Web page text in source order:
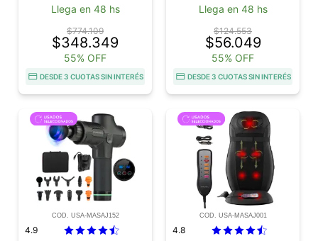
Llega en 48 hs
$774.109
$348.349
55% OFF
DESDE 3 CUOTAS SIN INTERÉS
Llega en 48 hs
$124.553
$56.049
55% OFF
DESDE 3 CUOTAS SIN INTERÉS
COD. USA-MASAJ152
4.9
COD. USA-MASAJ001
4.8